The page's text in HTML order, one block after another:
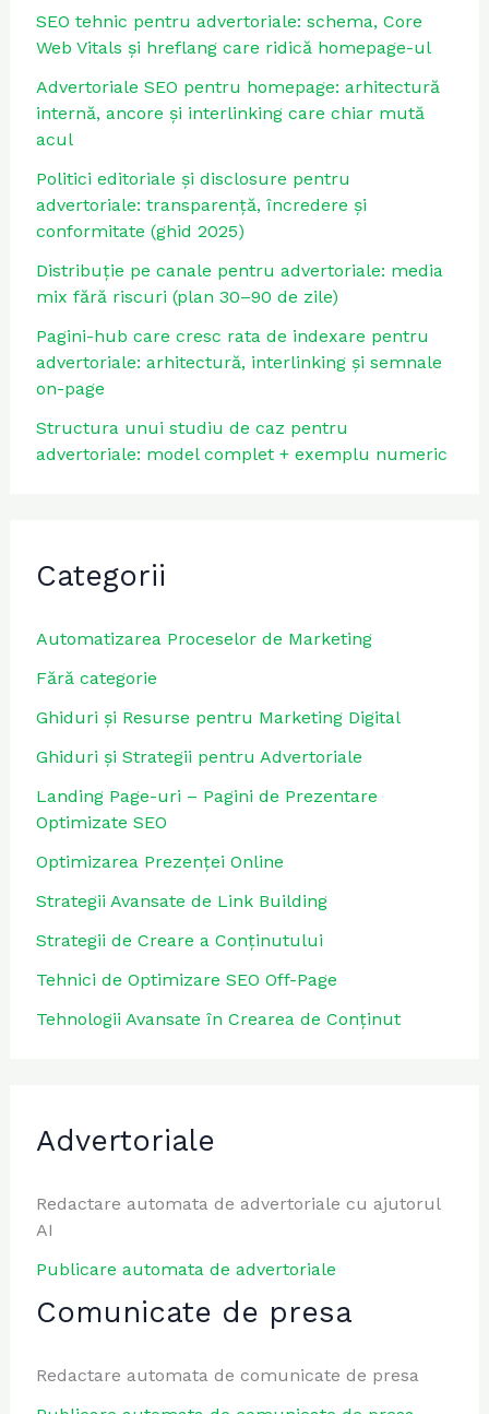
SEO tehnic pentru advertoriale: schema, Core
Web Vitals și hreflang care ridică homepage-ul
Advertoriale SEO pentru homepage: arhitectură
internă, ancore și interlinking care chiar mută
acul
Politici editoriale și disclosure pentru
advertoriale: transparență, încredere și
conformitate (ghid 2025)
Distribuție pe canale pentru advertoriale: media
mix fără riscuri (plan 30–90 de zile)
Pagini-hub care cresc rata de indexare pentru
advertoriale: arhitectură, interlinking și semnale
on-page
Structura unui studiu de caz pentru
advertoriale: model complet + exemplu numeric
Categorii
Automatizarea Proceselor de Marketing
Fără categorie
Ghiduri și Resurse pentru Marketing Digital
Ghiduri și Strategii pentru Advertoriale
Landing Page-uri – Pagini de Prezentare
Optimizate SEO
Optimizarea Prezenței Online
Strategii Avansate de Link Building
Strategii de Creare a Conținutului
Tehnici de Optimizare SEO Off-Page
Tehnologii Avansate în Crearea de Conținut
Advertoriale
Redactare automata de advertoriale cu ajutorul
AI
Publicare automata de advertoriale
Comunicate de presa
Redactare automata de comunicate de presa